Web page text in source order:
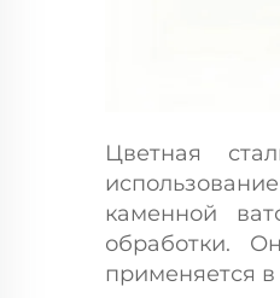
Цветная
каменной
обработки.
применяется в